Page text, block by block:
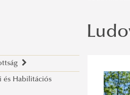
és Habilitációs